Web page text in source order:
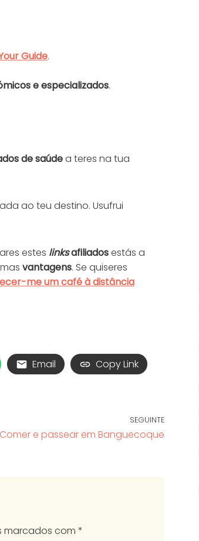
Guide.
e especializados.
de saúdea teres na tua
ao teu destino. Usufrui
estes linksafiliadosestás a
vantagens. Se quiseres
me um café à distância
Email Copy Link
SEGUINTE
Comer e passear em Banguecoque
marcados com *